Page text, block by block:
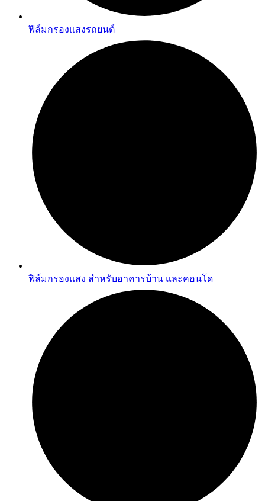
ฟิล์มกรองแสงรถยนต์
ฟิล์มกรองแสง สำหรับอาคารบ้าน และคอนโด